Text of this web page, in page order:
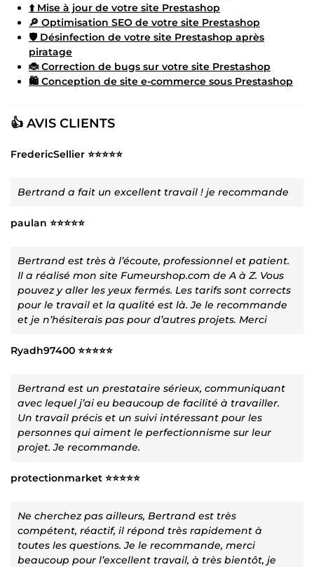
⬆️ Mise à jour de votre site Prestashop
🔎 Optimisation SEO de votre site Prestashop
🛡️ Désinfection de votre site Prestashop après
piratage
🐞 Correction de bugs sur votre site Prestashop
🛍️ Conception de site e-commerce sous Prestashop
👍 AVIS CLIENTS
FredericSellier ⭐⭐⭐⭐⭐
Bertrand a fait un excellent travail ! je recommande
paulan ⭐⭐⭐⭐⭐
Bertrand est très à l’écoute, professionnel et patient.
Il a réalisé mon site Fumeurshop.com de A à Z. Vous
pouvez y aller les yeux fermés. Les tarifs sont corrects
pour le travail et la qualité est là. Je le recommande
et je n’hésiterais pas pour d’autres projets. Merci
Ryadh97400 ⭐⭐⭐⭐⭐
Bertrand est un prestataire sérieux, communiquant
avec lequel j’ai eu beaucoup de facilité à travailler.
Un travail précis et un suivi intéressant pour les
personnes qui aiment le perfectionnisme sur leur
projet. Je recommande.
protectionmarket ⭐⭐⭐⭐⭐
Ne cherchez pas ailleurs, Bertrand est très
compétent, réactif, il répond très rapidement à
toutes les questions. Je le recommande, merci
beaucoup pour l’excellent travail, à très bientôt, je